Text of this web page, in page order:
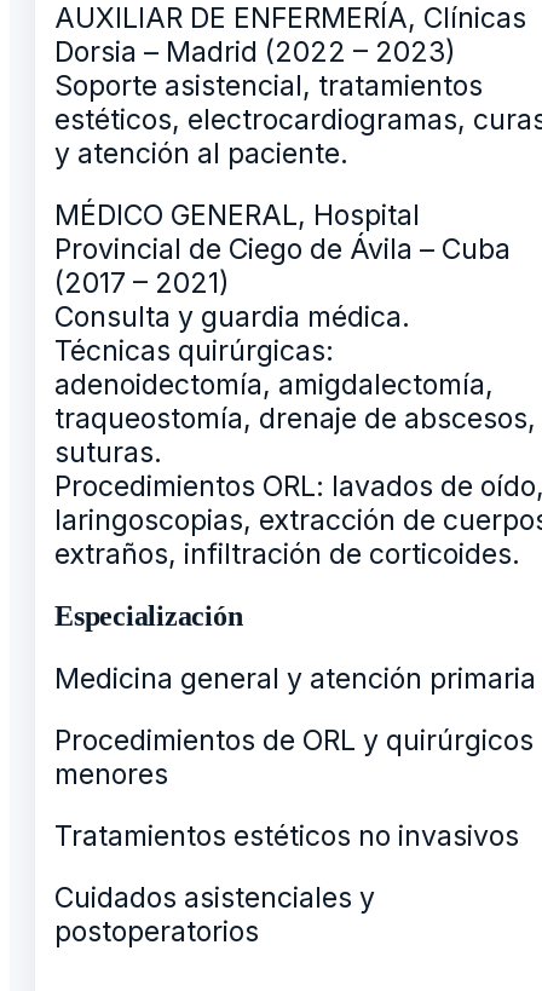
AUXILIAR DE ENFERMERÍA, Clínicas
Dorsia – Madrid (2022 – 2023)
Soporte asistencial, tratamientos
estéticos, electrocardiogramas,
y atención al paciente.
MÉDICO GENERAL, Hospital
Provincial de Ciego de Ávila – Cuba
(2017 – 2021)
Consulta y guardia médica.
Técnicas quirúrgicas:
adenoidectomía, amigdalectomía,
traqueostomía, drenaje de abscesos,
suturas.
Procedimientos ORL: lavados de
laringoscopias, extracción de
extraños, infiltración de corticoides.
Especialización
Medicina general y atención primaria
Procedimientos de ORL y quirúrgicos
menores
Tratamientos estéticos no invasivos
Cuidados asistenciales y
postoperatorios